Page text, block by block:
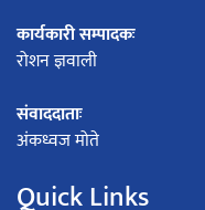
कार्यकारी सम्पादकः
रोशन ज्ञवाली
संवाददाताः
अंकध्वज मोते
Quick Links